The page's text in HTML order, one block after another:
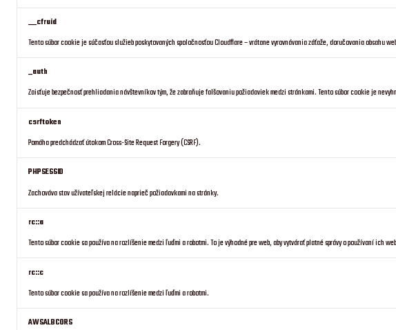
__cfruid
Tento súbor cookie je súčasťou služieb poskytovaných spoločnosťou Cloudflare – vrátane vyrovnávania záťaže, doručovania obsahu
_auth
Zaisťuje bezpečnosť prehliadania návštevníkov tým, že zabraňuje falšovaniu požiadaviek medzi stránkami. Tento súbor cookie je
csrftoken
Pomáha predchádzať útokom Cross-Site Request Forgery (CSRF).
PHPSESSID
Zachováva stav užívateľskej relácie naprieč požiadavkami na stránky.
rc::a
Tento súbor cookie sa používa na rozlíšenie medzi ľuďmi a robotmi. To je výhodné pre web, aby vytvárať platné správy o používaní ich
rc::c
Tento súbor cookie sa používa na rozlíšenie medzi ľuďmi a robotmi.
AWSALBCORS